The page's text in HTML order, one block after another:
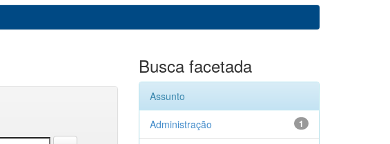
Busca facetada
Assunto
1
Administração